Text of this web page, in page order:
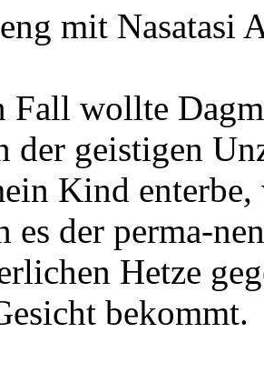
mit Nasatasi
Fall wollte
der geistigen
Kind enterbe,
es der perma-
Hetze
bekommt.